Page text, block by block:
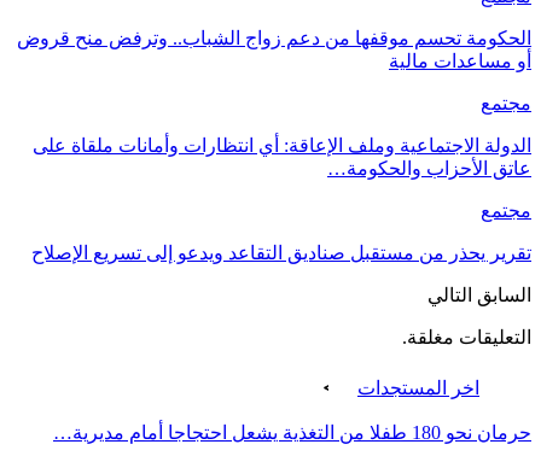
الحكومة تحسم موقفها من دعم زواج الشباب.. وترفض منح قروض
أو مساعدات مالية
مجتمع
الدولة الاجتماعية وملف الإعاقة: أي انتظارات وأمانات ملقاة على
عاتق الأحزاب والحكومة…
مجتمع
تقرير يحذر من مستقبل صناديق التقاعد ويدعو إلى تسريع الإصلاح
السابق التالي
التعليقات مغلقة.
اخر المستجدات
حرمان نحو 180 طفلا من التغذية يشعل احتجاجا أمام مديرية…